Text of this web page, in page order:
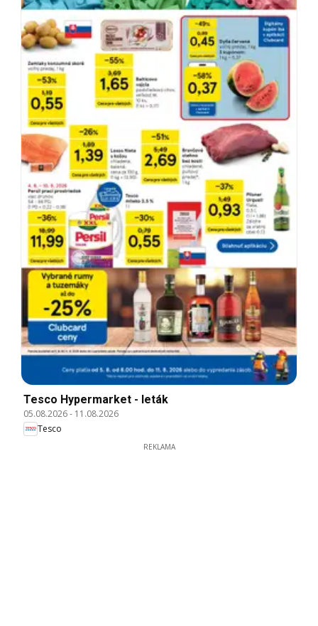
Tesco Hypermarket - leták
05.08.2026- 11.08.2026
Tesco
REKLAMA